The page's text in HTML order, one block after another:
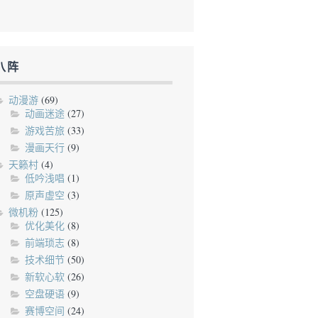
阵
动漫游(69)
动画迷途(27)
游戏苦旅(33)
漫画天行(9)
天籁村(4)
低吟浅唱 (1)
原声虚空 (3)
微机粉(125)
优化美化(8)
前端琐志(8)
技术细节(50)
新软心软(26)
空盘硬语(9)
赛博空间 (24)